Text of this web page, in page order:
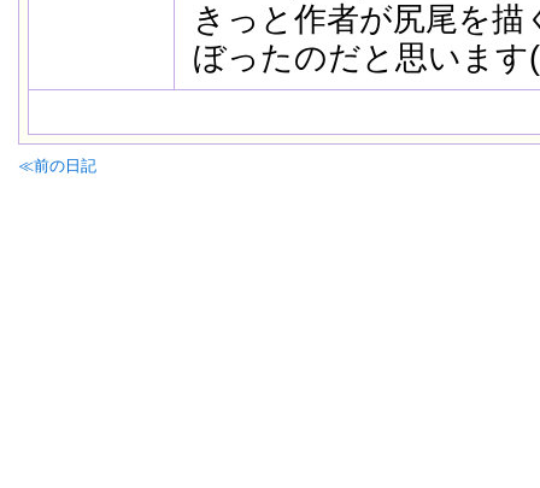
きっと作者が尻尾を
ぼったのだと思いま
≪前の日記